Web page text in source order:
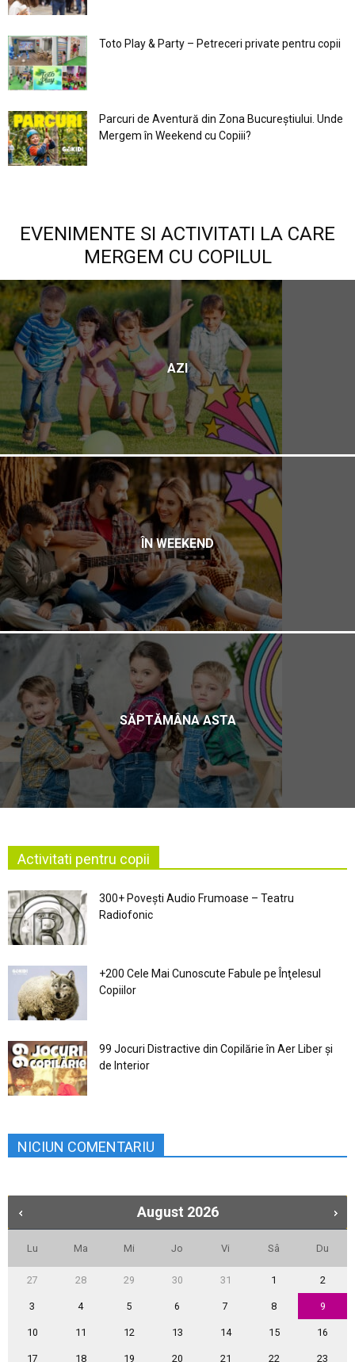
Toto Play & Party – Petreceri private pentru copii
Parcuri de Aventură din Zona Bucureştiului. Unde
Mergem în Weekend cu Copiii?
EVENIMENTE SI ACTIVITATI LA CARE
MERGEM CU COPILUL
AZI
ÎN WEEKEND
SĂPTĂMÂNA ASTA
Activitati pentru copii
300+ Povești Audio Frumoase – Teatru
Radiofonic
+200 Cele Mai Cunoscute Fabule pe Înţelesul
Copiilor
99 Jocuri Distractive din Copilărie în Aer Liber şi
de Interior
NICIUN COMENTARIU
August 2026
Lu Ma Mi Jo Vi Sâ Du
27 28 29 30 31 1 2
3 4 5 6 7 8 9
10 11 12 13 14 15 16
17 18 19 20 21 22 23